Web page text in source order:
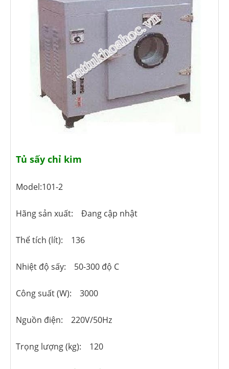
Tủ sấy chỉ kim
Model:101-2
Hãng sản xuất: Đang cập nhật
Thể tích (lít): 136
Nhiệt độ sấy: 50-300 độ C
Công suất (W): 3000
Nguồn điện: 220V/50Hz
Trọng lượng (kg): 120